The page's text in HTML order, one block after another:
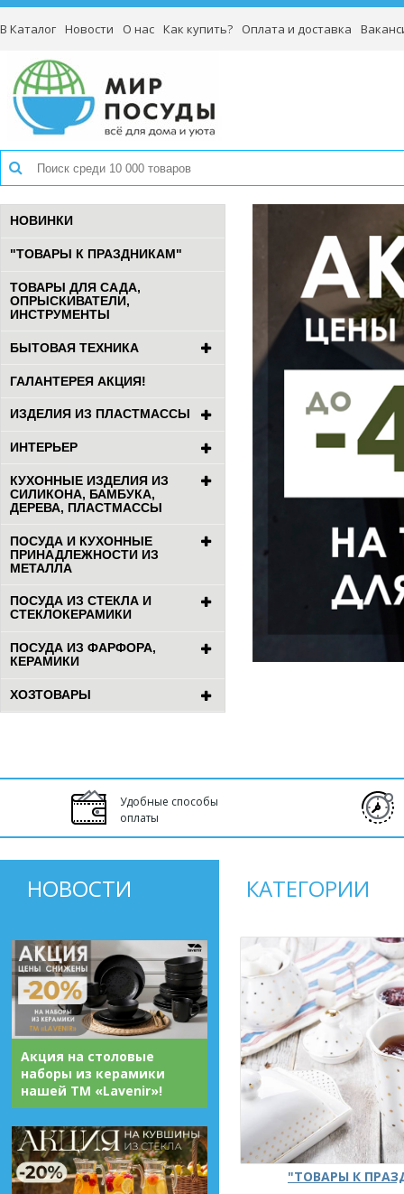
В Каталог Новости О нас Как купить? Оплата и доставка
НОВИНКИ
"ТОВАРЫ К ПРАЗДНИКАМ"
ТОВАРЫ ДЛЯ САДА,
ОПРЫСКИВАТЕЛИ,
ИНСТРУМЕНТЫ
БЫТОВАЯ ТЕХНИКА
ГАЛАНТЕРЕЯ АКЦИЯ!
ИЗДЕЛИЯ ИЗ ПЛАСТМАССЫ
ИНТЕРЬЕР
КУХОННЫЕ ИЗДЕЛИЯ ИЗ
СИЛИКОНА, БАМБУКА,
ДЕРЕВА, ПЛАСТМАССЫ
ПОСУДА И КУХОННЫЕ
ПРИНАДЛЕЖНОСТИ ИЗ
МЕТАЛЛА
ПОСУДА ИЗ СТЕКЛА И
СТЕКЛОКЕРАМИКИ
ПОСУДА ИЗ ФАРФОРА,
КЕРАМИКИ
ХОЗТОВАРЫ
Удобные способы
оплаты
НОВОСТИ
Акция на столовые
наборы из керамики
нашей ТМ «Lavenir»!
КАТЕГОРИИ
"ТОВАРЫ К